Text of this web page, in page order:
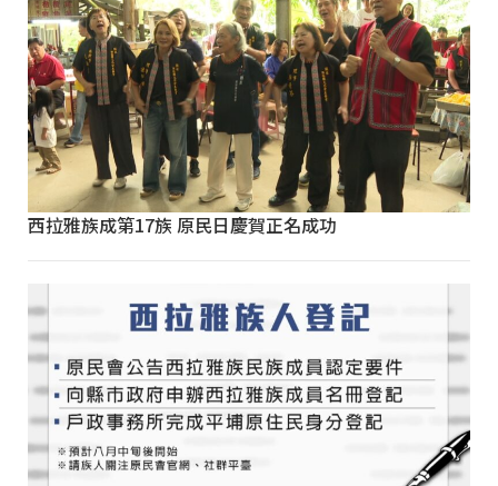
西拉雅族成第17族 原民日慶賀正名成功